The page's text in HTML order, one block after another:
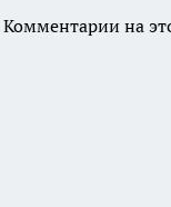
Комментарии на